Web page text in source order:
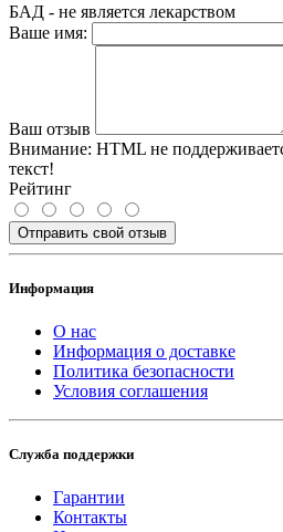
БАД - не является лекарством
Ваше имя:
Ваш отзыв
Внимание: HTML не
текст!
Рейтинг
Отправить свой отзыв
Информация
О нас
Информация о доставке
Политика безопасности
Условия соглашения
Служба поддержки
Гарантии
Контакты